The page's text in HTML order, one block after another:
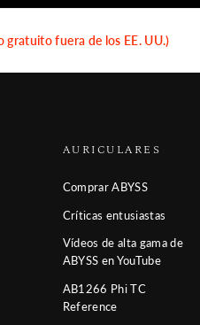
fuera de los EE. UU.)
AURICULARES
Comprar ABYSS
Críticas entusiastas
Vídeos de alta gama de
ABYSS en YouTube
AB1266 Phi TC
Reference